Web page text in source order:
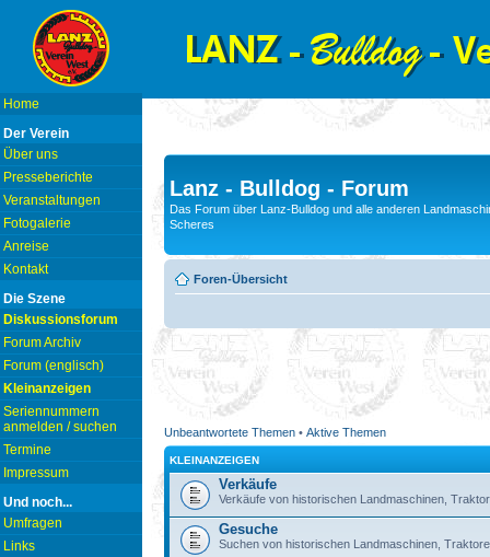
Home
Der Verein
Über uns
Presseberichte
Veranstaltungen
Fotogalerie
Anreise
Kontakt
Die Szene
Diskussionsforum
Forum Archiv
Forum (englisch)
Kleinanzeigen
Seriennummern
anmelden / suchen
Termine
Impressum
Und noch...
Umfragen
Links
Lanz - Bulldog - Forum
Das Forum über Lanz-Bulldog und alle anderen
Scheres
Foren-Übersicht
Unbeantwortete Themen • Aktive Themen
KLEINANZEIGEN
Verkäufe
Verkäufe von historischen Landmaschinen,
Gesuche
Suchen von historischen Landmaschinen,